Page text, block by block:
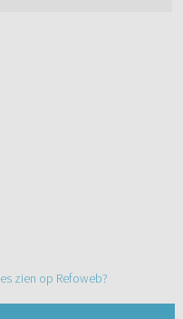
zien op Refoweb?